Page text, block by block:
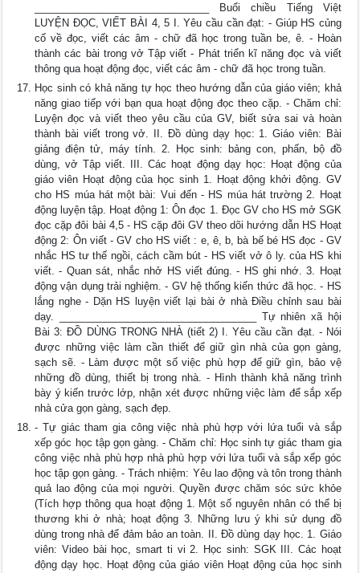
_______________________________ Buổi chiều Tiếng Việt
LUYỆN ĐỌC, VIẾT BÀI 4, 5 I. Yêu cầu cần đạt: - Giúp HS củng
cố về đọc, viết các âm - chữ đã học trong tuần be, ê. - Hoàn
thành các bài trong vở Tập viết - Phát triển kĩ năng đọc và viết
thông qua hoạt động đọc, viết các âm - chữ đã học trong tuần.
Học sinh có khả năng tự học theo hướng dẫn của giáo viên; khả
năng giao tiếp với bạn qua hoạt động đọc theo cặp. - Chăm chỉ:
Luyện đọc và viết theo yêu cầu của GV, biết sửa sai và hoàn
thành bài viết trong vở. II. Đồ dùng dạy học: 1. Giáo viên: Bài
giảng điện tử, máy tính. 2. Học sinh: bảng con, phấn, bộ đồ
dùng, vở Tập viết. III. Các hoạt động dạy học: Hoạt động của
giáo viên Hoạt động của học sinh 1. Hoạt động khởi động. GV
cho HS múa hát một bài: Vui đến - HS múa hát trường 2. Hoạt
động luyện tập. Hoạt động 1: Ôn đọc 1. Đọc GV cho HS mở SGK
đọc cặp đôi bài 4,5 - HS cặp đôi GV theo dõi hướng dẫn HS Hoạt
động 2: Ôn viết - GV cho HS viết : e, ê, b, bà bế bé HS đọc - GV
nhắc HS tư thế ngồi, cách cầm bút - HS viết vở ô ly. của HS khi
viết. - Quan sát, nhắc nhở HS viết đúng. - HS ghi nhớ. 3. Hoạt
động vận dụng trải nghiệm. - GV hệ thống kiến thức đã học. - HS
lắng nghe - Dặn HS luyện viết lại bài ở nhà Điều chỉnh sau bài
dạy. ___________________________________ Tự nhiên xã hội
Bài 3: ĐỒ DÙNG TRONG NHÀ (tiết 2) I. Yêu cầu cần đạt. - Nói
được những việc làm cần thiết để giữ gìn nhà của gọn gàng,
sạch sẽ. - Làm được một số việc phù hợp để giữ gìn, bảo vệ
những đồ dùng, thiết bị trong nhà. - Hình thành khả năng trình
bày ý kiến trước lớp, nhận xét được những việc làm để sắp xếp
nhà cửa gọn gàng, sạch đẹp.
- Tự giác tham gia công việc nhà phù hợp với lứa tuổi và sắp
xếp góc học tập gọn gàng. - Chăm chỉ: Học sinh tự giác tham gia
công việc nhà phù hợp nhà phù hợp với lứa tuổi và sắp xếp góc
học tập gọn gàng. - Trách nhiệm: Yêu lao động và tôn trong thành
quả lao động của mọi người. Quyền được chăm sóc sức khỏe
(Tích hợp thông qua hoạt động 1. Một số nguyên nhân có thể bị
thương khi ở nhà; hoạt động 3. Những lưu ý khi sử dụng đồ
dùng trong nhà để đảm bảo an toàn. II. Đồ dùng dạy học. 1. Giáo
viên: Video bài học, smart ti vi 2. Học sinh: SGK III. Các hoạt
động dạy học. Hoạt động của giáo viên Hoạt động của học sinh